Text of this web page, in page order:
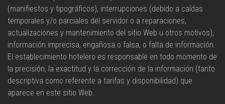
(manifiestos y tipográficos), interrupciones (debido a caídas
temporales y/o parciales del servidor o a reparaciones,
actualizaciones y mantenimiento del sitio Web u otros motivos),
información imprecisa, engañosa o falsa, o falta de información.
El establecimiento hotelero es responsable en todo momento de
la precisión, la exactitud y la corrección de la información (tanto
descriptiva como referente a tarifas y disponibilidad) que
aparece en este sitio Web.